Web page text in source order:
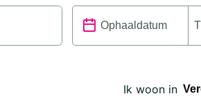
Ik woon in